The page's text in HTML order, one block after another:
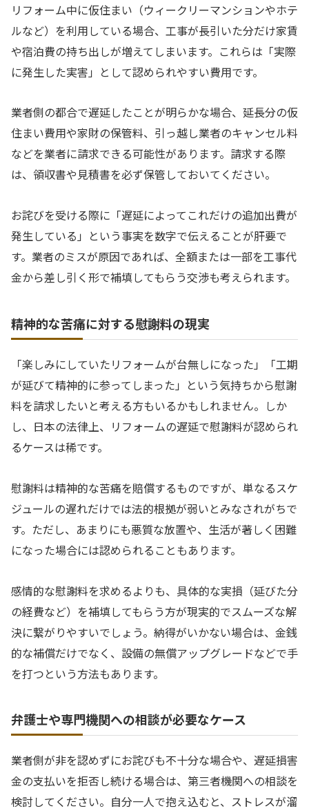
リフォーム中に仮住まい（ウィークリーマンションやホテ
ルなど）を利用している場合、工事が長引いた分だけ家賃
や宿泊費の持ち出しが増えてしまいます。これらは「実際
に発生した実害」として認められやすい費用です。
業者側の都合で遅延したことが明らかな場合、延長分の仮
住まい費用や家財の保管料、引っ越し業者のキャンセル料
などを業者に請求できる可能性があります。請求する際
は、領収書や見積書を必ず保管しておいてください。
お詫びを受ける際に「遅延によってこれだけの追加出費が
発生している」という事実を数字で伝えることが肝要で
す。業者のミスが原因であれば、全額または一部を工事代
金から差し引く形で補填してもらう交渉も考えられます。
精神的な苦痛に対する慰謝料の現実
「楽しみにしていたリフォームが台無しになった」「工期
が延びて精神的に参ってしまった」という気持ちから慰謝
料を請求したいと考える方もいるかもしれません。しか
し、日本の法律上、リフォームの遅延で慰謝料が認められ
るケースは稀です。
慰謝料は精神的な苦痛を賠償するものですが、単なるスケ
ジュールの遅れだけでは法的根拠が弱いとみなされがちで
す。ただし、あまりにも悪質な放置や、生活が著しく困難
になった場合には認められることもあります。
感情的な慰謝料を求めるよりも、具体的な実損（延びた分
の経費など）を補填してもらう方が現実的でスムーズな解
決に繋がりやすいでしょう。納得がいかない場合は、金銭
的な補償だけでなく、設備の無償アップグレードなどで手
を打つという方法もあります。
弁護士や専門機関への相談が必要なケース
業者側が非を認めずにお詫びも不十分な場合や、遅延損害
金の支払いを拒否し続ける場合は、第三者機関への相談を
検討してください。自分一人で抱え込むと、ストレスが溜